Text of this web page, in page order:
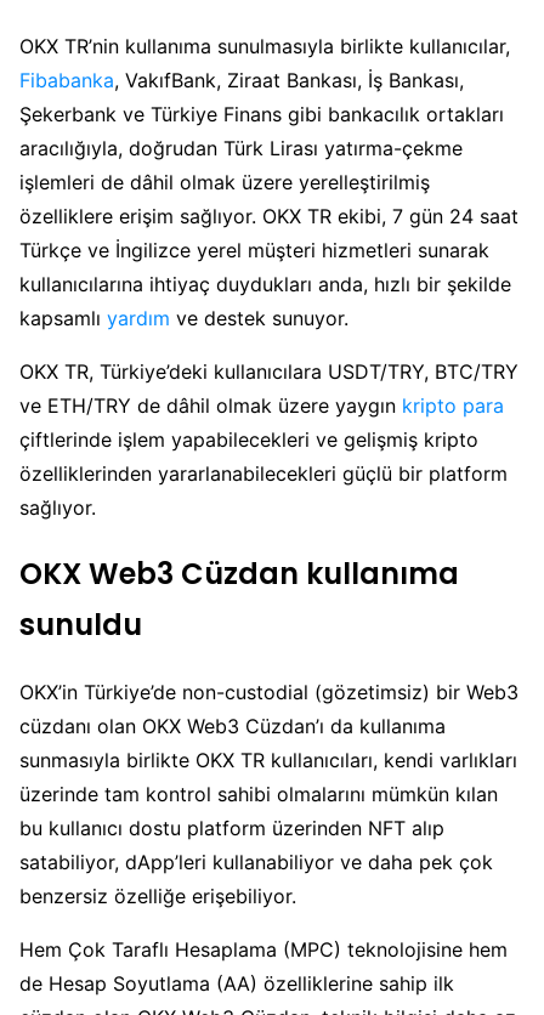
OKX TR’nin kullanıma sunulmasıyla birlikte kullanıcılar,
Fibabanka, VakıfBank, Ziraat Bankası, İş Bankası,
Şekerbank ve Türkiye Finans gibi bankacılık ortakları
aracılığıyla, doğrudan Türk Lirası yatırma-çekme
işlemleri de dâhil olmak üzere yerelleştirilmiş
özelliklere erişim sağlıyor. OKX TR ekibi, 7 gün 24 saat
Türkçe ve İngilizce yerel müşteri hizmetleri sunarak
kullanıcılarına ihtiyaç duydukları anda, hızlı bir şekilde
kapsamlı yardım ve destek sunuyor.
OKX TR, Türkiye’deki kullanıcılara USDT/TRY, BTC/TRY
ve ETH/TRY de dâhil olmak üzere yaygın kripto para
çiftlerinde işlem yapabilecekleri ve gelişmiş kripto
özelliklerinden yararlanabilecekleri güçlü bir platform
sağlıyor.
OKX Web3 Cüzdan kullanıma
sunuldu
OKX’in Türkiye’de non-custodial (gözetimsiz) bir Web3
cüzdanı olan OKX Web3 Cüzdan’ı da kullanıma
sunmasıyla birlikte OKX TR kullanıcıları, kendi varlıkları
üzerinde tam kontrol sahibi olmalarını mümkün kılan
bu kullanıcı dostu platform üzerinden NFT alıp
satabiliyor, dApp’leri kullanabiliyor ve daha pek çok
benzersiz özelliğe erişebiliyor.
Hem Çok Taraflı Hesaplama (MPC) teknolojisine hem
de Hesap Soyutlama (AA) özelliklerine sahip ilk